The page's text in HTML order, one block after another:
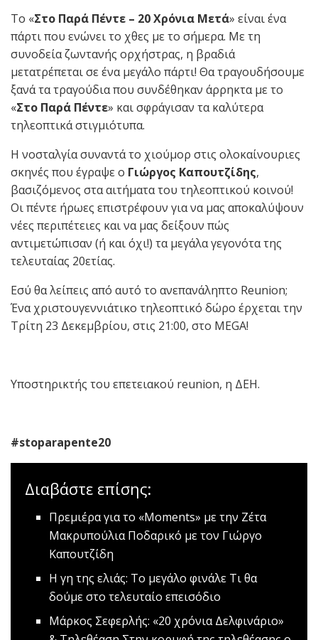
Το «Στο Παρά Πέντε – 20 Χρόνια Μετά» είναι ένα
πάρτι που ενώνει το χθες με το σήμερα. Με τη
συνοδεία ζωντανής ορχήστρας, η βραδιά
μετατρέπεται σε ένα μεγάλο πάρτι! Θα τραγουδήσουμε
ξανά τα τραγούδια που συνδέθηκαν άρρηκτα με το
«Στο Παρά Πέντε» και σφράγισαν τα καλύτερα
τηλεοπτικά στιγμιότυπα.
Η νοσταλγία συναντά το χιούμορ στις ολοκαίνουριες
σκηνές που έγραψε ο Γιώργος Καπουτζίδης,
βασιζόμενος στα αιτήματα του τηλεοπτικού κοινού!
Οι πέντε ήρωες επιστρέφουν για να μας αποκαλύψουν
νέες περιπέτειες και να μας δείξουν πώς
αντιμετώπισαν (ή και όχι!) τα μεγάλα γεγονότα της
τελευταίας 20ετίας.
Εσύ θα λείπεις από αυτό το ανεπανάληπτο Reunion;
Ένα χριστουγεννιάτικο τηλεοπτικό δώρο έρχεται την
Τρίτη 23 Δεκεμβρίου, στις 21:00, στο MEGA!
Υποστηρικτής του επετειακού reunion, η ΔΕΗ.
#stoparapente20
Διαβάστε επίσης:
Πρεμιέρα για το «Moments» με την Ζέτα
ΜακρυπούλιαΠοδαρικό με τον Γιώργο
Καπουτζίδη
Η γη της ελιάς: Το μεγάλο φινάλε Τι θα
δούμε στο τελευταίο επεισόδιο
Mάρκος Σεφερλής: «20 χρόνια Δελφινάριο»